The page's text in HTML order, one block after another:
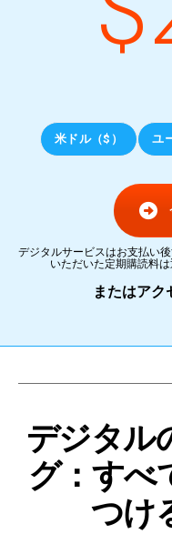
米ドル（$） ユ
デジタルサービスはお支払い
いただいた定期購読料
またはアク
デジタル
グ：すべ
つけ